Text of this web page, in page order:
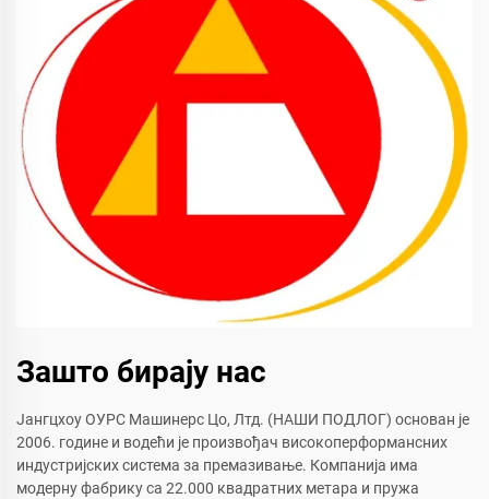
Зашто бирају нас
Јангцхоу ОУРС Машинерс Цо, Лтд. (НАШИ ПОДЛОГ) основан је
2006. године и водећи је произвођач високоперформансних
индустријских система за премазивање. Компанија има
модерну фабрику са 22.000 квадратних метара и пружа